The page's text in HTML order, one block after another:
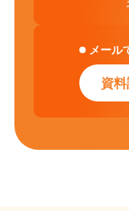
メール
資